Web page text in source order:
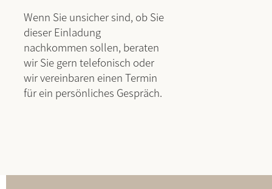
Wenn Sie unsicher sind, ob Sie
dieser Einladung
nachkommen sollen, beraten
wir Sie gern telefonisch oder
wir vereinbaren einen Termin
für ein persönliches Gespräch.